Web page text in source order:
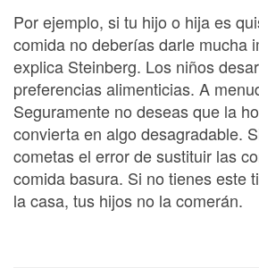
Por ejemplo, si tu hijo o hija es
comida no deberías darle mucha
explica Steinberg. Los niños
preferencias alimenticias. A
Seguramente no deseas que la
convierta en algo desagradable.
cometas el error de sustituir las
comida basura. Si no tienes este
la casa, tus hijos no la comerán.